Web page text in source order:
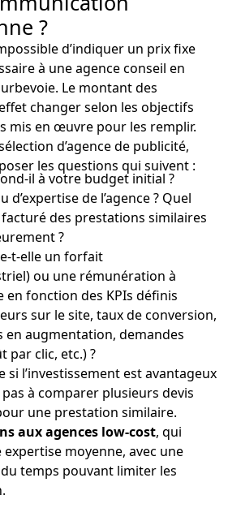
?
d’indiquer un prix fixe
à une agence conseil en
Le montant des
changer selon les objectifs
mis en œuvre pour les remplir.
d’agence de publicité,
les questions qui suivent :
il à votre budget initial ?
d’expertise de l’agence ? Quel
des prestations similaires
?
t-elle un forfait
ou une rémunération à
en fonction des KPIs définis
sur le site, taux de conversion,
en augmentation, demandes
par clic, etc.) ?
si l’investissement est avantageux
à comparer plusieurs devis
une prestation similaire.
aux agences low-cost, qui
moyenne, avec une
temps pouvant limiter les